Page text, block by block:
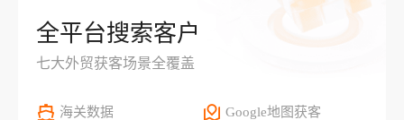
全平台搜索客户
七大外贸获客场景全覆盖
海关数据 Google地图获客